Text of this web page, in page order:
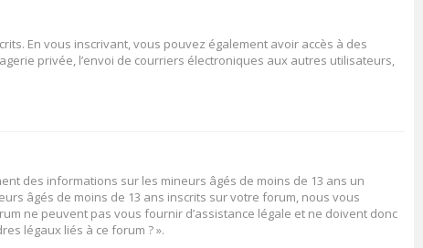
En vous inscrivant, vous pouvez également avoir accès à des
privée, l’envoi de courriers électroniques aux autres utilisateurs,
des informations sur les mineurs âgés de moins de 13 ans un
âgés de moins de 13 ans inscrits sur votre forum, nous vous
ne peuvent pas vous fournir d’assistance légale et ne doivent donc
légaux liés à ce forum ? ».